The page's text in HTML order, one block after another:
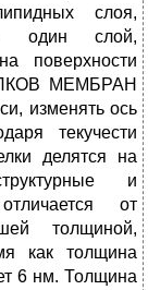
слоя,
один слой,
поверхности
МЕМБРАН
изменять ось
текучести
делятся на
и
от
толщиной,
как толщина
6 нм. Толщина